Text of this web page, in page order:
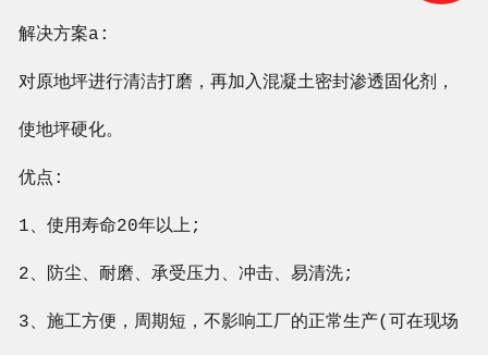
解决方案a:
对原地坪进行清洁打磨，再加入混凝土密封渗透固化剂，
使地坪硬化。
优点:
1、使用寿命20年以上;
2、防尘、耐磨、承受压力、冲击、易清洗;
3、施工方便，周期短，不影响工厂的正常生产(可在现场